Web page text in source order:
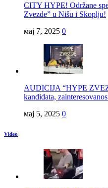
CITY HYPE! Održane
Zvezde” u Nišu i Skoplju!
мај 7, 2025 0
AUDICIJA “HYPE
kandidata,
мај 5, 2025 0
Video